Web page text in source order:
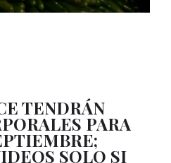
TENDRÁN
PARA
SOLO SI